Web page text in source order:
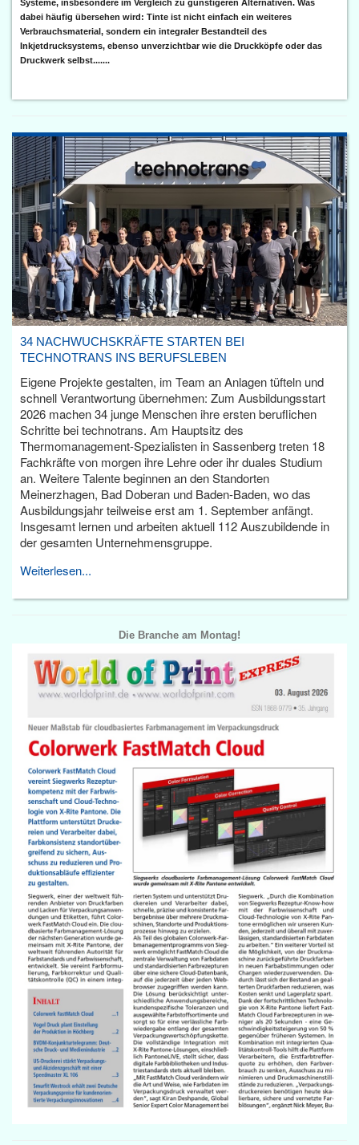
Systeme, insbesondere im Vergleich zu günstigeren Alternativen. Was
dabei häufig übersehen wird: Tinte ist nicht einfach ein weiteres
Verbrauchsmaterial, sondern ein integraler Bestandteil des
Inkjetdrucksystems, ebenso unverzichtbar wie die Druckköpfe oder das
Druckwerk selbst.......
34 NACHWUCHSKRÄFTE STARTEN BEI
TECHNOTRANS INS BERUFSLEBEN
Eigene Projekte gestalten, im Team an Anlagen tüfteln und
schnell Verantwortung übernehmen: Zum Ausbildungsstart
2026 machen 34 junge Menschen ihre ersten beruflichen
Schritte bei technotrans. Am Hauptsitz des
Thermomanagement-Spezialisten in Sassenberg treten 18
Fachkräfte von morgen ihre Lehre oder ihr duales Studium
an. Weitere Talente beginnen an den Standorten
Meinerzhagen, Bad Doberan und Baden-Baden, wo das
Ausbildungsjahr teilweise erst am 1. September anfängt.
Insgesamt lernen und arbeiten aktuell 112 Auszubildende in
der gesamten Unternehmensgruppe.
Weiterlesen...
Die Branche am Montag!